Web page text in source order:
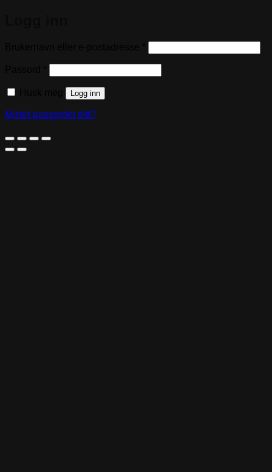
Logg inn
Mistet passordet ditt?